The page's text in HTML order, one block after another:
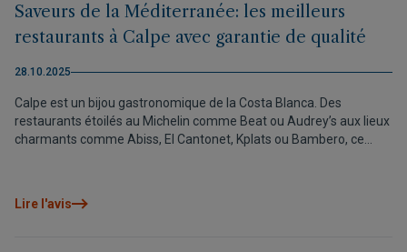
Saveurs de la Méditerranée: les meilleurs
restaurants à Calpe avec garantie de qualité
28.10.2025
Calpe est un bijou gastronomique de la Costa Blanca. Des
restaurants étoilés au Michelin comme Beat ou Audrey’s aux lieux
charmants comme Abiss, El Cantonet, Kplats ou Bambero, ce
Lire l'avis